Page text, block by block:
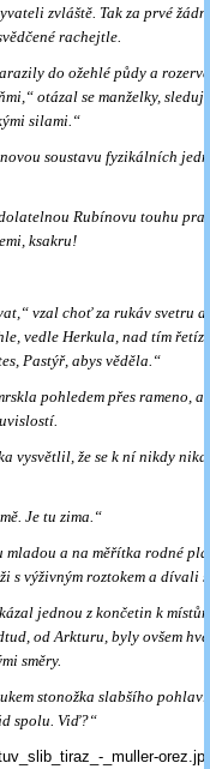
zvláště. Tak za prvé
rachejtle.
do ožehlé půdy a
otázal se manželky,
silami.“
soustavu fyzi­kálních
Rubínovu touhu
ksakru!
vzal choť za ru­káv svetru
vedle Herkula, nad tím
Pastýř, abys věděla.“
pohledem přes rameno,
vysvětlil, že se k ní nikdy
Je tu zima.“
mladou a na měřítka rodné
s výživným roztokem a dívali
jednou z konče­tin k
od Arkturu, byly ovšem
směry.
stonožka slabší­ho
spolu. Viď?“